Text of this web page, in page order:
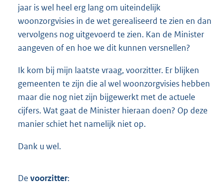
jaar is wel heel erg lang om uiteindelijk
woonzorgvisies in de wet gerealiseerd te zien en dan
vervolgens nog uitgevoerd te zien. Kan de Minister
aangeven of en hoe we dit kunnen versnellen?
Ik kom bij mijn laatste vraag, voorzitter. Er blijken
gemeenten te zijn die al wel woonzorgvisies hebben
maar die nog niet zijn bijgewerkt met de actuele
cijfers. Wat gaat de Minister hieraan doen? Op deze
manier schiet het namelijk niet op.
Dank u wel.
De voorzitter: